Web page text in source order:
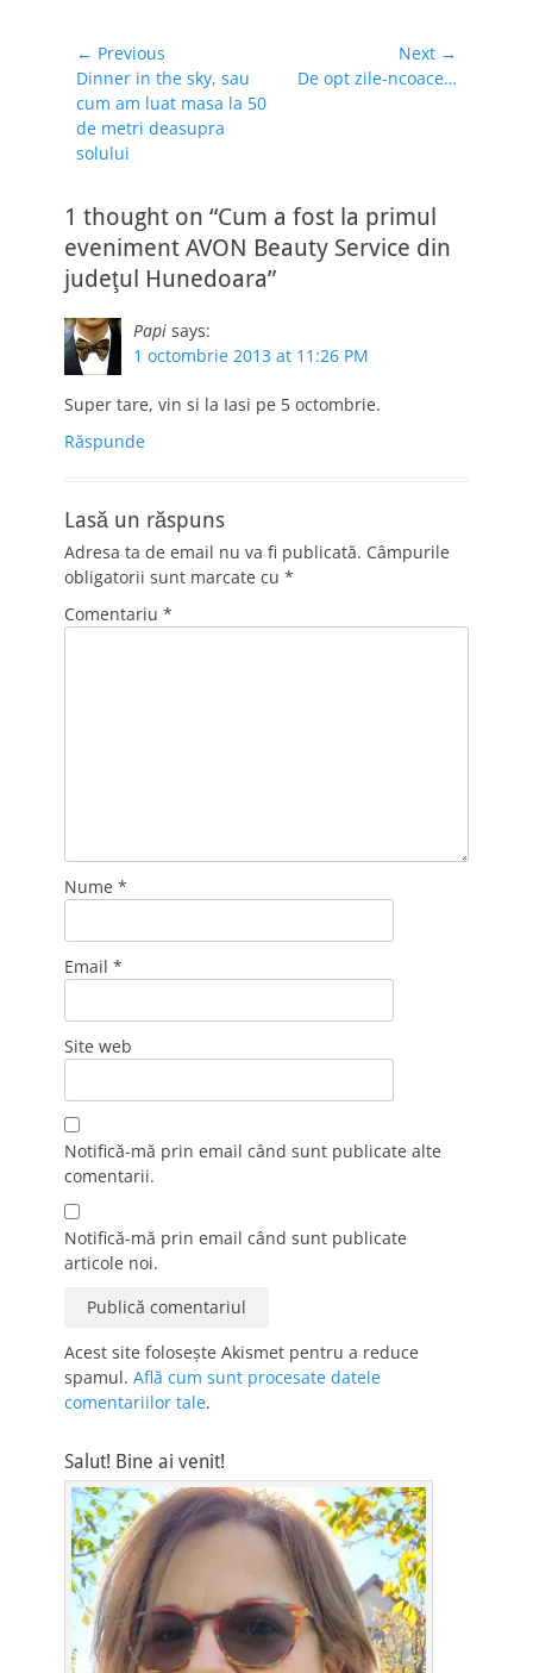
Navigare
în
articole
← Previous
Previous
post:
Dinner in the sky, sau
cum am luat masa la 50
de metri deasupra
solului
Next →
Next
post:
De opt zile-ncoace…
1 thought on “Cum a fost la primul
eveniment AVON Beauty Service din
judeţul Hunedoara”
Papi says:
1 octombrie 2013 at 11:26 PM
Super tare, vin si la Iasi pe 5 octombrie.
Răspunde
Lasă un răspuns
Adresa ta de email nu va fi publicată. Câmpurile
obligatorii sunt marcate cu *
Comentariu *
Nume *
Email *
Site web
Notifică-mă prin email când sunt publicate alte
comentarii.
Notifică-mă prin email când sunt publicate
articole noi.
Acest site folosește Akismet pentru a reduce
spamul. Află cum sunt procesate datele
comentariilor tale.
Salut! Bine ai venit!